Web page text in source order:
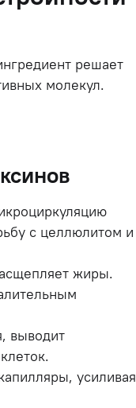
решает
молекул.
с целлюлитом и
жиры.
выводит
усиливая